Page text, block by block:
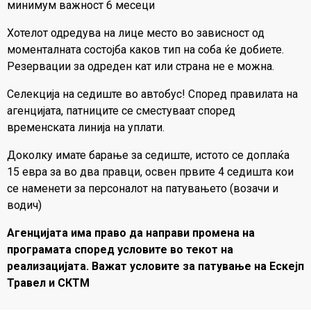
минимум важност 6 месеци
Хотелот одредува на лице место во зависност од
моменталната состојба каков тип на соба ќе добиете.
Резервации за одреден кат или страна не е можна.
Селекција на седиште во автобус! Според правилата на
агенцијата, патниците се сместуваат според
временската линија на уплати.
Доколку имате барање за седиште, истото се доплаќа
15 евра за во два правци, освен првите 4 седишта кои
се наменети за персоналот на патувањето (возачи и
водич)
Агенцијата има право да направи промена на
програмата според условите во текот на
реализацијата. Важат условите за патување на Ескејп
Травел и СКТМ